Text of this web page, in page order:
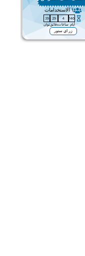
1 الاستخدامات
146
أيام
4
ساعات
29
دقائق
38
ثوان
زر اي ستور
إي سيم للسفر بما في ذلك